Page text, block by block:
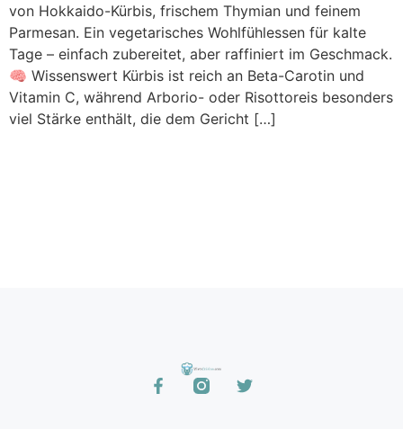
von Hokkaido-Kürbis, frischem Thymian und feinem
Parmesan. Ein vegetarisches Wohlfühlessen für kalte
Tage – einfach zubereitet, aber raffiniert im Geschmack.
🧠 Wissenswert Kürbis ist reich an Beta-Carotin und
Vitamin C, während Arborio- oder Risottoreis besonders
viel Stärke enthält, die dem Gericht […]